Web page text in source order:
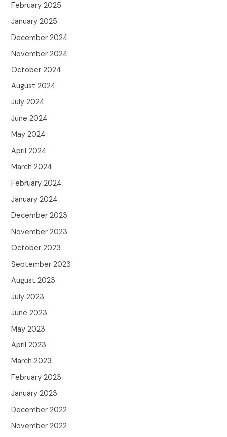
February 2025
January 2025
December 2024
November 2024
October 2024
August 2024
July 2024
June 2024
May 2024
April 2024
March 2024
February 2024
January 2024
December 2023
November 2023
October 2023
September 2023
August 2023
July 2023
June 2023
May 2023
April 2023
March 2023
February 2023
January 2023
December 2022
November 2022